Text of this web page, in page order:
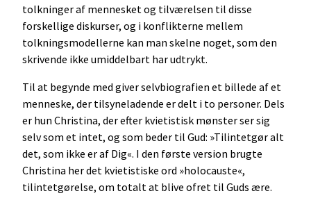
tolkninger af mennesket og tilværelsen til disse
forskellige diskurser, og i konflikterne mellem
tolkningsmodellerne kan man skelne noget, som den
skrivende ikke umiddelbart har udtrykt.
Til at begynde med giver selvbiografien et billede af et
menneske, der tilsyneladende er delt i to personer. Dels
er hun Christina, der efter kvietistisk mønster ser sig
selv som et intet, og som beder til Gud: »Tilintetgør alt
det, som ikke er af Dig«. I den første version brugte
Christina her det kvietistiske ord »holocauste«,
tilintetgørelse, om totalt at blive ofret til Guds ære.